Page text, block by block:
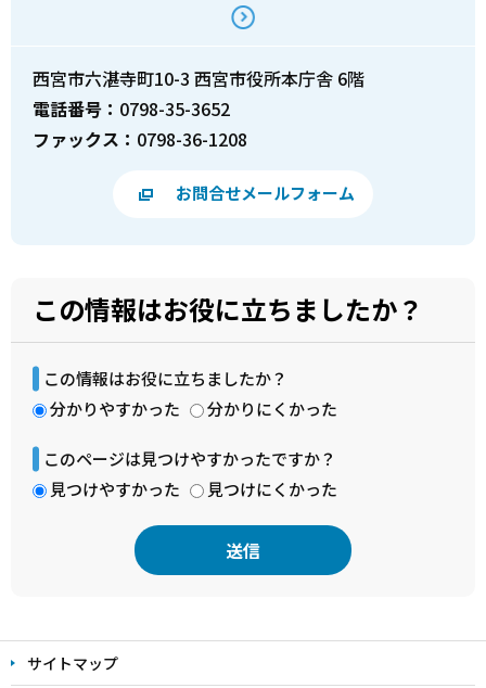
西宮市六湛寺町10-3 西宮市役所本庁舎 6階
電話番号： 0798-35-3652
ファックス： 0798-36-1208
お問合せメールフォーム
この情報はお役に立ちましたか？
この情報はお役に立ちましたか？
分かりやすかった
分かりにくかった
このページは見つけやすかったですか？
見つけやすかった
見つけにくかった
文
こ サイトマップ